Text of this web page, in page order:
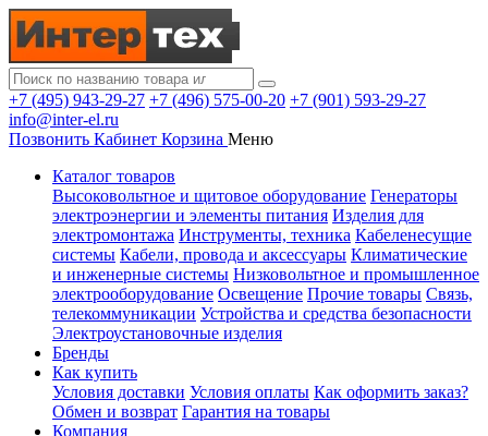
+7 (495) 943-29-27 +7 (496) 575-00-20 +7 (901) 593-29-27
info@inter-el.ru
Позвонить Кабинет Корзина Меню
Каталог товаров
Высоковольтное и щитовое оборудование Генераторы
электроэнергии и элементы питания Изделия для
электромонтажа Инструменты, техника Кабеленесущие
системы Кабели, провода и аксессуары Климатические
и инженерные системы Низковольтное и промышленное
электрооборудование Освещение Прочие товары Связь,
телекоммуникации Устройства и средства безопасности
Электроустановочные изделия
Бренды
Как купить
Условия доставки Условия оплаты Как оформить заказ?
Обмен и возврат Гарантия на товары
Компания